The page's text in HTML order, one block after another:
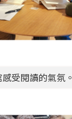
受閱讀的氣氛。